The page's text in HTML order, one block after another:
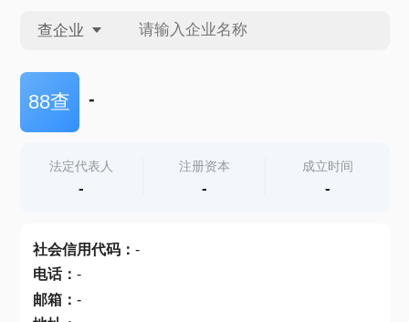
查企业
查企业
查产地
88查 -
法定代表人
-
注册资本
-
成立时间
-
社会信用代码： -
电话： -
邮箱： -